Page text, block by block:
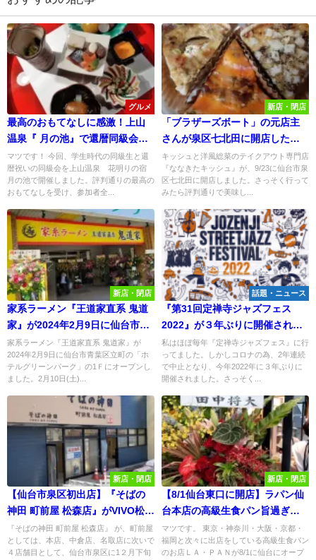
グルメ
最高のおもてなしに感激！上山
温泉『 月の池』で還暦同級会を
開催！
マツです！ 今回、学生時代の同級生と還
暦祝いの同級会を上山温泉 花明りの宿
月の池で開催しました。評判通りの最高の
おもてなしを受け、参加者全...
新店・閉店
「ブラザーズボート」の元店主
さんが泉区七北田に開店した
『ななきたキッシュ』へ行って
みた！
キッシュと洋風総菜のテイクアウト専門店
『ななきたキッシュ』が、9/23に仙台市泉
区七北田に開店しました。さっそく行って
みたら評判通りで美味し...
新店・閉店
家系ラーメン『王道家直系 鬼道
家』が2024年2月9日に仙台市青
葉区立町にオープンしたので行
ってみたら大行列で断念！
家系ラーメン『王道家直系 鬼道家』が
2024年2月9日に仙台市青葉区立町の「ホ
テルグリーンパーク」の1Ｆにオープンし
ました。2月10日(土)...
話題・ニュース
『第31回定禅寺ジャズフェス
2022』が３年ぶりに開催された
ので行ってみた！かなり規模が
縮小されていたが久々の開催で
感激！
私はほぼ毎年『定禅寺ジャズフェス』に行
ってました。しかしコロナの為、2年連続
で中止となり、今年2022年に３年ぶりに
開催されました。さっそく...
新店・閉店
【仙台市泉区初出店】『そばの
神田 町前屋 松森店』がVIVO松森
に12月下旬オープン！
『そばの神田 町前屋 松森店』 が、町前屋
としては、本店、中倉店、名取店に次いで
４店舗目として、仙台市泉区に1２月下旬
新店・閉店
【8/1仙台東口に開店】ラパン仙
台本店の高級生食パン旨過ぎ
る！
マツです。 東京・神奈川・大阪・京都・
福岡と次々に出店をしている高級生食パン
のお店ＬＡ・ＰＡＮが8/1に仙台にオープ